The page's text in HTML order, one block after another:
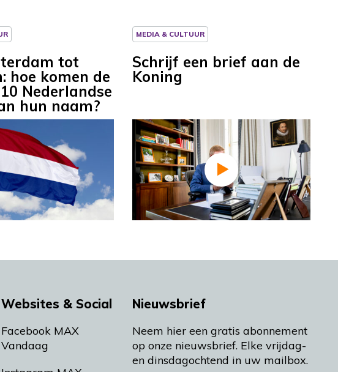
tot
hoe komen de
Nederlandse
hun naam?
MEDIA & CULTUUR
Schrijf een brief aan de
Koning
Websites & Social
Facebook MAX
Vandaag
Nieuwsbrief
Neem hier een gratis abonnement
op onze nieuwsbrief. Elke vrijdag-
en dinsdagochtend in uw mailbox.